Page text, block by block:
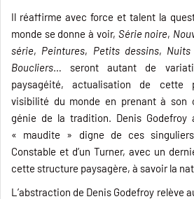
Il réaffirme avec force et talent la
monde se donne à voir, Série noire,
série, Peintures, Petits dessins, Nuits
Boucliers… seront autant de
paysagéité, actualisation de cette
visibilité du monde en prenant à son
génie de la tradition. Denis Godefroy
« maudite » digne de ces singuliers
Constable et d’un Turner, avec un
cette structure paysagère, à savoir la
L’abstraction de Denis Godefroy relève